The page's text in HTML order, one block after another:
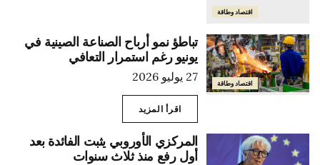
اقتصاد وطاقة
اقتصاد وطاقة
تباطؤ نمو أرباح الصناعة الصينية في
يونيو رغم استمرار التعافي
27 يوليو 2026
اقرأ المزيد
المركزي الأوروبي يثبت الفائدة بعد
أول رفع منذ ثلاث سنوات